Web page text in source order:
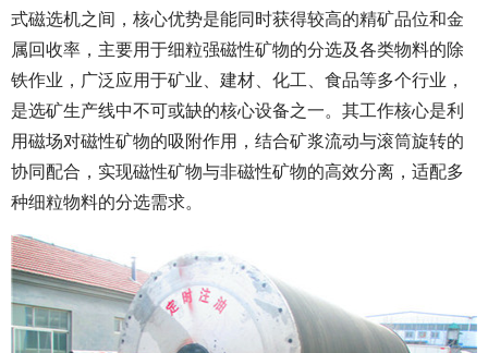
式磁选机之间，核心优势是能同时获得较高的精矿品位和金
属回收率，主要用于细粒强磁性矿物的分选及各类物料的除
铁作业，广泛应用于矿业、建材、化工、食品等多个行业，
是选矿生产线中不可或缺的核心设备之一。其工作核心是利
用磁场对磁性矿物的吸附作用，结合矿浆流动与滚筒旋转的
协同配合，实现磁性矿物与非磁性矿物的高效分离，适配多
种细粒物料的分选需求。